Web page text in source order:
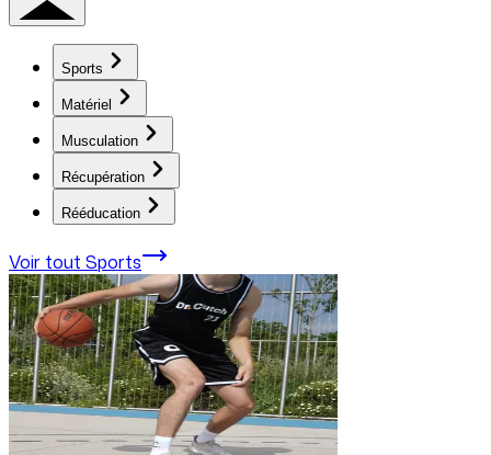
Sports
Matériel
Musculation
Récupération
Rééducation
Voir tout Sports